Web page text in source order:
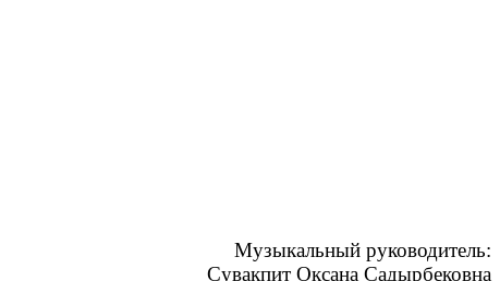
Музыкальный руководитель:
Сувакпит Оксана Садырбековна